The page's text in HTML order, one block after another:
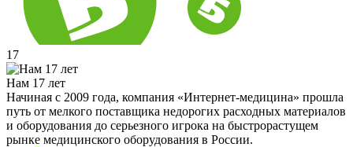
17
Нам 17 лет
Начиная с 2009 года, компания «Интернет-медицина» прошла
путь от мелкого поставщика недорогих расходных материалов
и оборудования до серьезного игрока на быстрорастущем
рынке медицинского оборудования в России.